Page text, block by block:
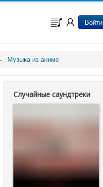
Войти
Музыка из аниме
Случайные саундтреки